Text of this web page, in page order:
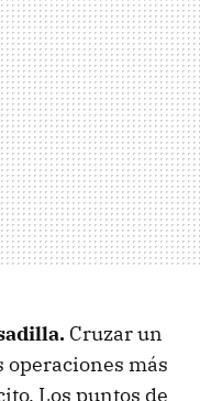
Cruzar un
operaciones más
Los puntos de